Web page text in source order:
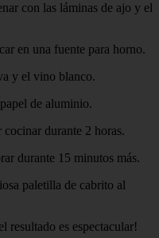
con las láminas de ajo y el
en una fuente para horno.
y el vino blanco.
de aluminio.
durante 2 horas.
durante 15 minutos más.
paletilla de cabrito al
resultado es espectacular!